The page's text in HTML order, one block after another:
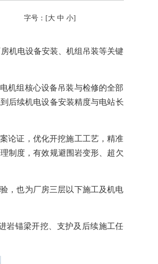
字号：[大 中 小]
机电设备安装、机组吊装等关键
机组核心设备吊装与检修的全部
后续机电设备安装精度与电站长
论证，优化开挖施工工艺，精准
制度，有效规避围岩变形、超欠
，也为厂房三层以下施工及机电
岩锚梁开挖、支护及后续施工任